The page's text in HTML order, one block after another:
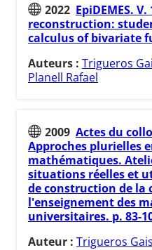
2022 EpiDEMES.
reconstruction:
calculus of bivariate
Auteurs : Trigueros
Planell Rafael
2009 Actes du
Approches plurielles
mathématiques.
situations réelles et
de construction de la
l'enseignement des
universitaires. p. 83-
Auteur : Trigueros